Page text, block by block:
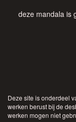
deze mandala is
Deze site is onderdeel
werken berust bij de
werken mogen niet